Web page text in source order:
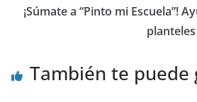
¡Súmate a “Pinto mi Escuela”!
También te puede